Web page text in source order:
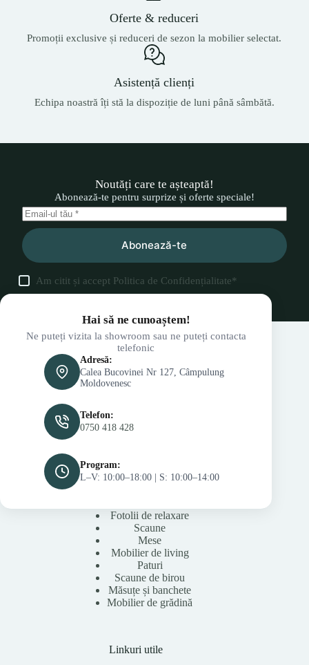
Oferte & reduceri
Promoții exclusive și reduceri de sezon la mobilier selectat.
Asistență clienți
Echipa noastră îți stă la dispoziție de luni până sâmbătă.
Noutăți care te așteaptă!
Abonează-te pentru surprize și oferte speciale!
Abonează-te
Am citit și accept Politica de Confidențialitate*
Hai să ne cunoaștem!
Ne puteți vizita la showroom sau ne puteți contacta
telefonic
Adresă:
Calea Bucovinei Nr 127, Câmpulung
Moldovenesc
Telefon:
0750 418 428
Program:
L–V: 10:00–18:00 | S: 10:00–14:00
Fotolii de relaxare
Scaune
Mese
Mobilier de living
Paturi
Scaune de birou
Măsuțe și banchete
Mobilier de grădină
Linkuri utile